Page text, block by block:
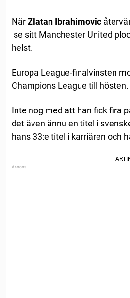
NärZlatan Ibrahimovic
se sitt Manchester United
helst.
Europa League-finalvinsten
Champions League till
Inte nog med att han fick fira
det även ännu en titel i
hans 33:e titel i karriären och